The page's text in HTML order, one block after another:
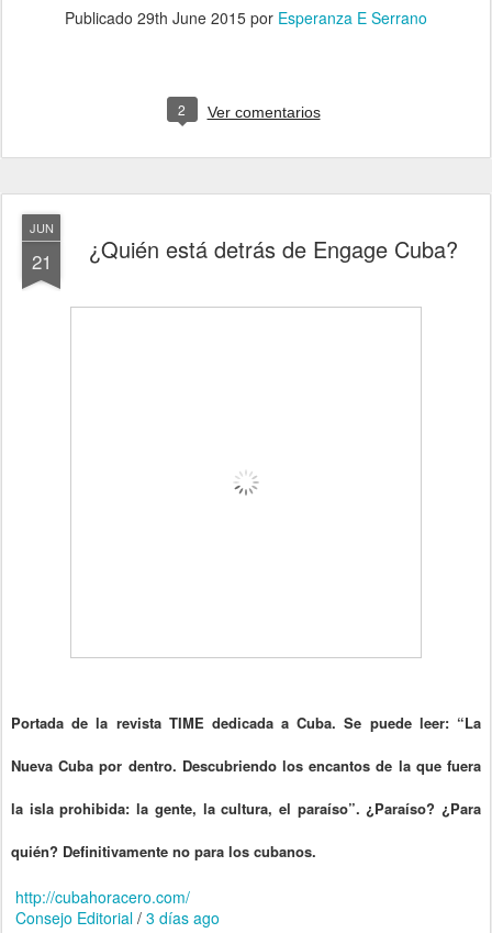
Publicado 29th June 2015 por Esperanza E Serrano
2 Ver comentarios
JUN
21 ¿Quién está detrás de Engage Cuba?
Portada de la revista TIME dedicada a Cuba. Se puede leer: “La
Nueva Cuba por dentro. Descubriendo los encantos de la que fuera
la isla prohibida: la gente, la cultura, el paraíso”. ¿Paraíso? ¿Para
quién? Definitivamente no para los cubanos.
http://cubahoracero.com/
Consejo Editorial / 3 días ago